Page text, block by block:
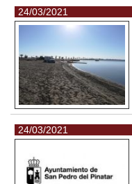
24/03/2021
24/03/2021